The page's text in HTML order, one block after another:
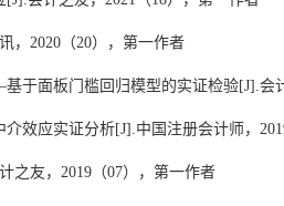
， 2020 （20）， 第一作者
基于面板门槛回归模型的实证检验[J].会
介效应实证分析[J].中国注册会计师，
之友， 2019 （07）， 第一作者